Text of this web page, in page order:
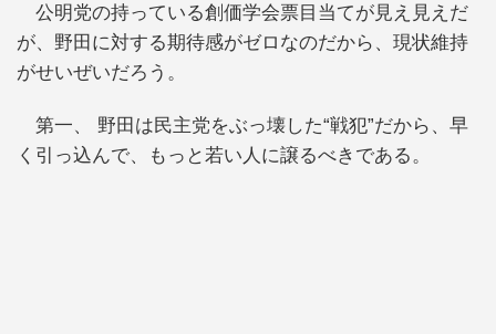
公明党の持っている創価学会票目当てが見え見えだ
が、野田に対する期待感がゼロなのだから、現状維持
がせいぜいだろう。
第一、 野田は民主党をぶっ壊した“戦犯”だから、早
く引っ込んで、もっと若い人に譲るべきである。